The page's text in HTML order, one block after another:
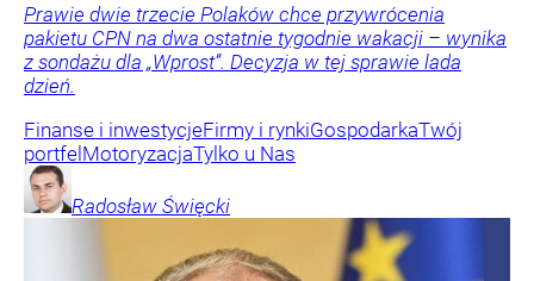
Prawie dwie trzecie Polaków chce przywrócenia
pakietu CPN na dwa ostatnie tygodnie wakacji – wynika
z sondażu dla „Wprost”. Decyzja w tej sprawie lada
dzień.
Finanse i inwestycjeFirmy i rynkiGospodarkaTwój
portfelMotoryzacjaTylko u Nas
Radosław Święcki